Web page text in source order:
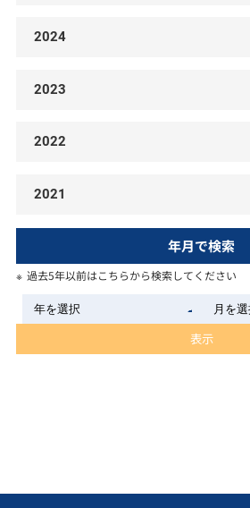
2024
2023
2022
2021
年月で検索
過去5年以前はこちらから検索してください
表示